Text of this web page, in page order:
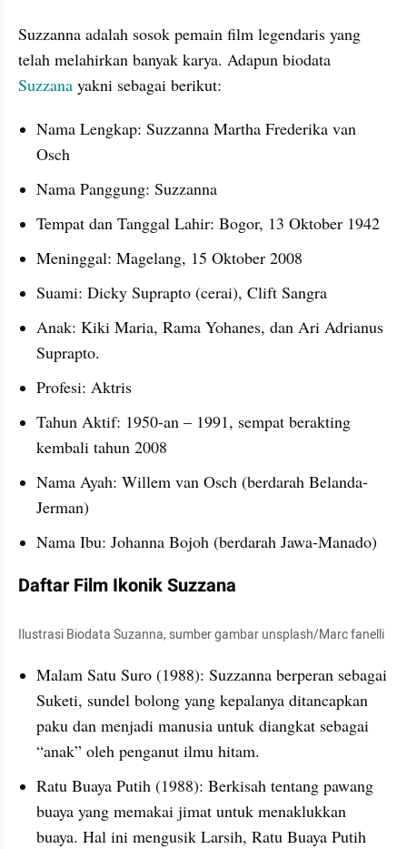
Suzzanna adalah sosok pemain film legendaris yang
Suzzana yakni sebagai berikut:
Nama Lengkap: Suzzanna Martha Frederika van
Osch
Nama Panggung: Suzzanna
Tempat dan Tanggal Lahir: Bogor, 13 Oktober 1942
Meninggal: Magelang, 15 Oktober 2008
Suami: Dicky Suprapto (cerai), Clift Sangra
Anak: Kiki Maria, Rama Yohanes, dan Ari Adrianus
Suprapto.
Profesi: Aktris
Tahun Aktif: 1950-an – 1991, sempat berakting
kembali tahun 2008
Nama Ayah: Willem van Osch (berdarah Belanda-
Jerman)
Nama Ibu: Johanna Bojoh (berdarah Jawa-Manado)
Daftar Film Ikonik Suzzana
Ilustrasi Biodata Suzanna, sumber gambar unsplash/Marc fanelli
Malam Satu Suro (1988): Suzzanna berperan sebagai
Suketi, sundel bolong yang kepalanya ditancapkan
paku dan menjadi manusia untuk diangkat sebagai
“anak” oleh penganut ilmu hitam.
Ratu Buaya Putih (1988): Berkisah tentang pawang
buaya yang memakai jimat untuk menaklukkan
buaya. Hal ini mengusik Larsih, Ratu Buaya Putih